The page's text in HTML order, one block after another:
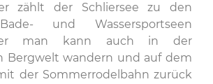
zählt der Schliersee zu den
und Wassersportseen
man kann auch in der
Bergwelt wandern und auf dem
der Sommerrodelbahn zurück